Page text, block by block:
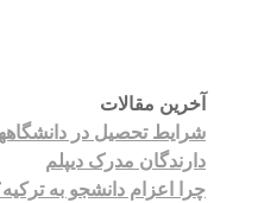
آخرین مقالات
شرایط تحصیل در
دارندگان مدرک دیپلم
چرا اعزام دانشجو به